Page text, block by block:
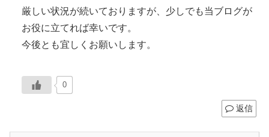
厳しい状況が続いておりますが、少しでも当ブログが
お役に立てれば幸いです。
今後とも宜しくお願いします。
0
返信